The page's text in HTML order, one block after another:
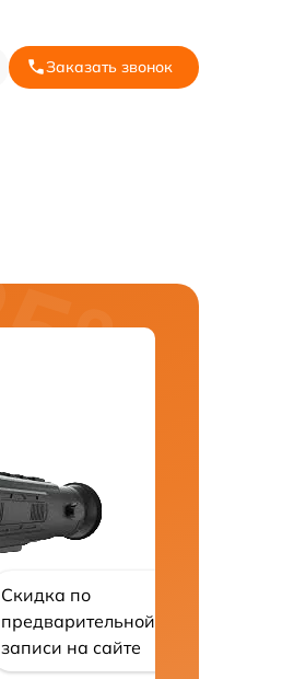
Заказать звонок
Скидка по
предварительной
записи на сайте